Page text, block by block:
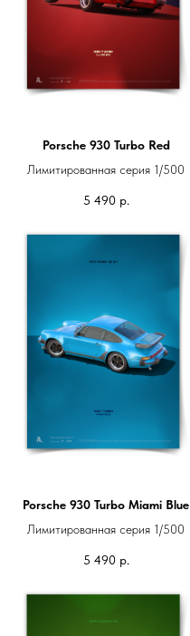
Porsche 930 Turbo Red
Лимитированная серия 1/500
5 490 р.
Porsche 930 Turbo Miami Blue
Лимитированная серия 1/500
5 490 р.